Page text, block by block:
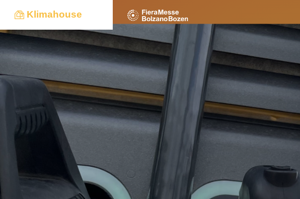
Klimahouse